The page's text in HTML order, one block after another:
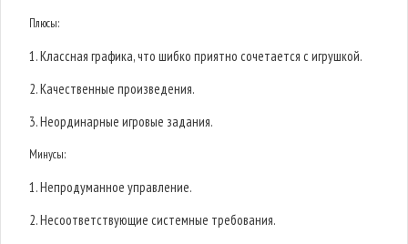
Плюсы:
1. Классная графика, что шибко приятно сочетается с игрушкой.
2. Качественные произведения.
3. Неординарные игровые задания.
Минусы:
1. Непродуманное управление.
2. Несоответствующие системные требования.